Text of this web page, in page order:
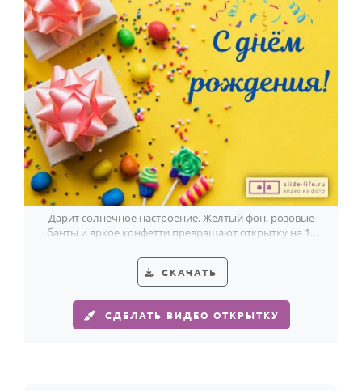
Дарит солнечное настроение. Жёлтый фон, розовые
банты и яркое конфетти превращают открытку на 12
СКАЧАТЬ
СДЕЛАТЬ ВИДЕО ОТКРЫТКУ